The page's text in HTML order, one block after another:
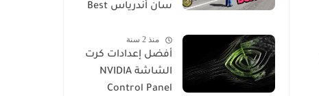
سان أندرياس Best
Graphics MOD -
GTA Sa For
Windows 10
منذ 2 سنة
أفضل إعدادات كرت
الشاشة NVIDIA
Control Panel